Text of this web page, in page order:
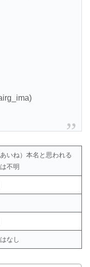
いね）本名と思われる
不明
なし